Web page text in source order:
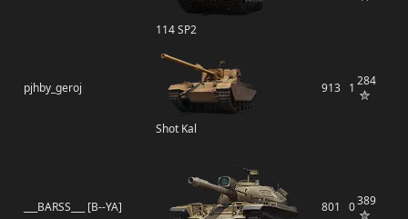
114 SP2
pjhby_geroj
Shot Kal
913 1 284
___BARSS___ [B--YA] 801 0389